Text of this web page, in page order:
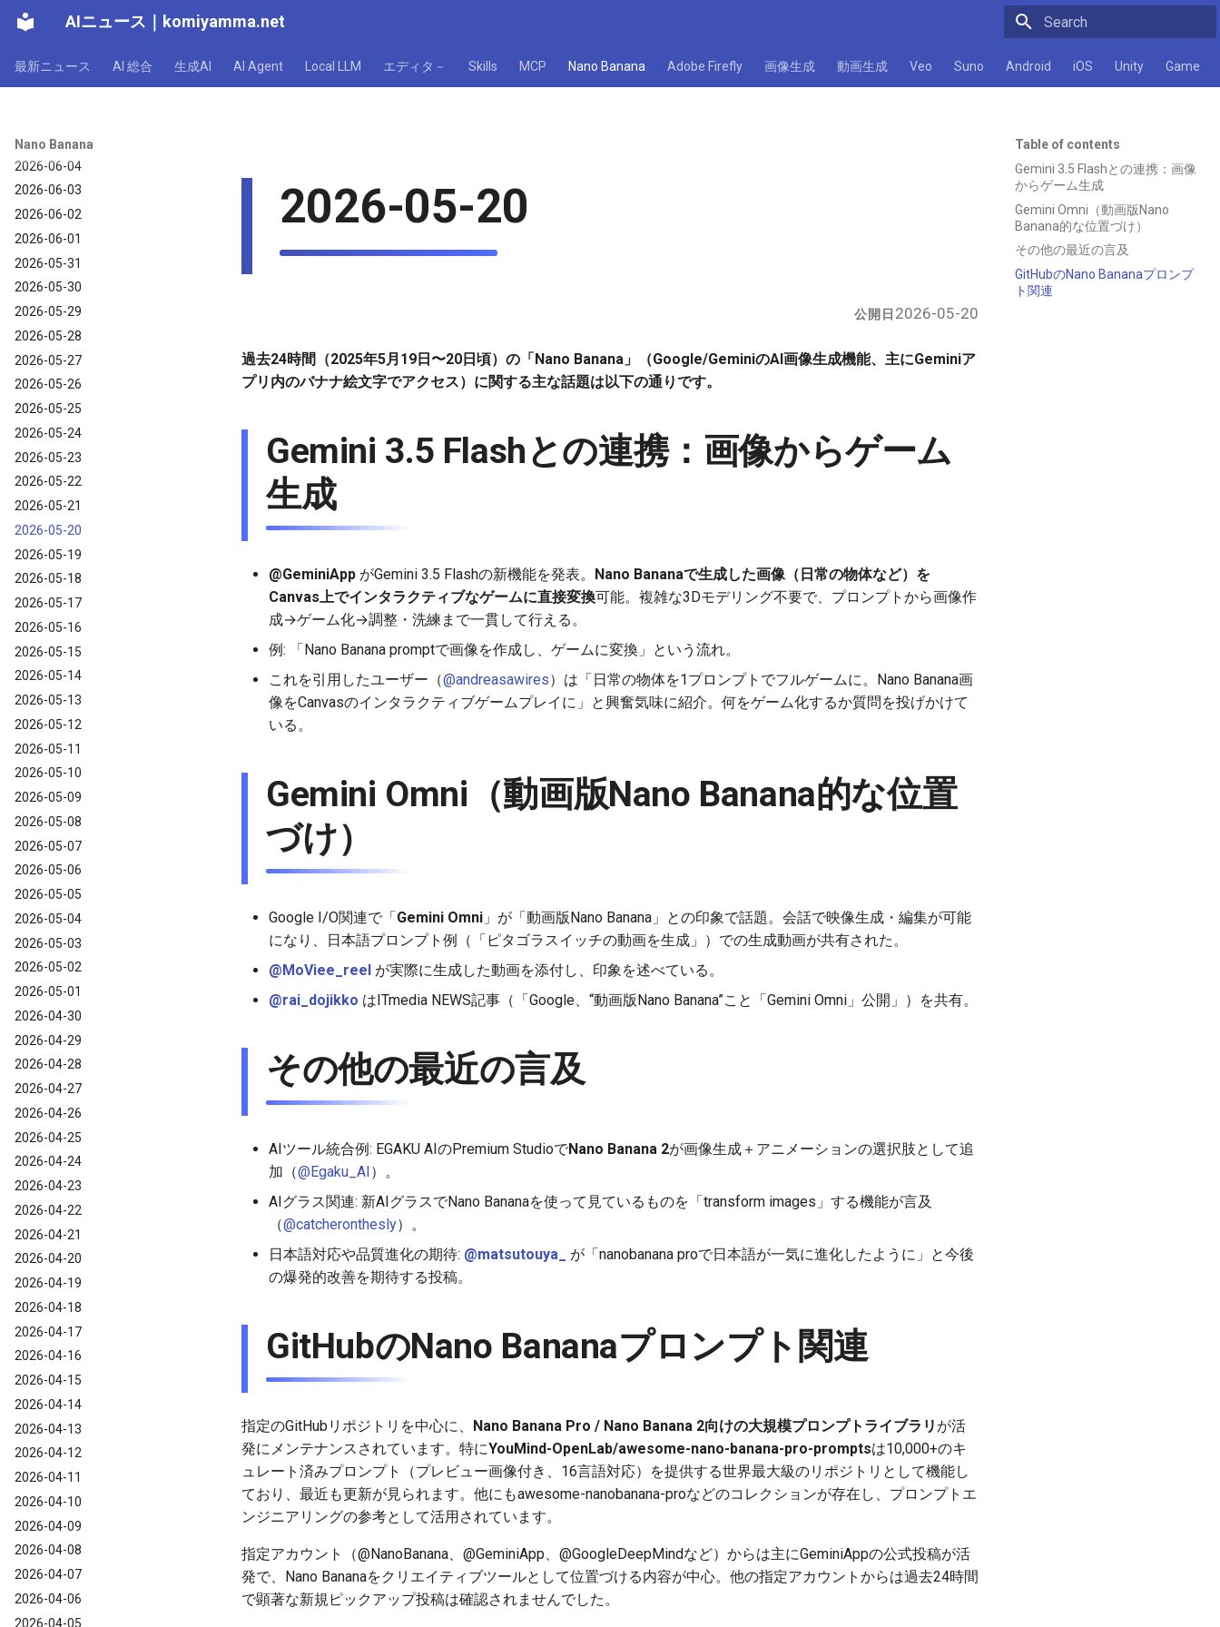
AIニュース komiyamma.net
最新ニュース AI 総合 生成AI AI Agent Local LLM エディタ－ Skills MCP Nano Banana Adobe Firefly 画像生成 動画生成 Veo Suno Android iOS Unity Game
Nano Banana
2026-06-10
2026-06-08
2026-06-05
2026-06-04
2026-06-03
2026-06-02
2026-06-01
2026-05-31
2026-05-30
2026-05-29
2026-05-28
2026-05-27
2026-05-26
2026-05-25
2026-05-24
2026-05-23
2026-05-22
2026-05-21
2026-05-20
2026-05-19
2026-05-18
2026-05-17
2026-05-16
2026-05-15
2026-05-14
2026-05-13
2026-05-12
2026-05-11
2026-05-10
2026-05-09
2026-05-08
2026-05-07
2026-05-06
2026-05-05
2026-05-04
2026-05-03
2026-05-02
2026-05-01
2026-04-30
2026-04-29
2026-04-28
2026-04-27
2026-04-26
2026-04-25
2026-04-24
2026-04-23
2026-04-22
2026-04-21
2026-04-20
2026-04-19
2026-04-18
2026-04-17
2026-04-16
2026-04-15
2026-04-14
2026-04-13
2026-04-12
2026-04-11
2026-04-10
2026-04-09
2026-04-08
2026-04-07
2026-04-06
2026-04-05
Table of contents
Gemini 3.5 Flashとの連携：画像
からゲーム生成
Gemini Omni（動画版Nano
Banana的な位置づけ）
その他の最近の言及
GitHubのNano Bananaプロンプ
ト関連
2026-05-20
公開日 2026-05-20
過去24時間（2025年5月19日〜20日頃）の「Nano Banana」（Google/GeminiのAI画像生成機能、主にGeminiア
プリ内のバナナ絵文字でアクセス）に関する主な話題は以下の通りです。
Gemini 3.5 Flashとの連携：画像からゲーム
生成
@GeminiApp がGemini 3.5 Flashの新機能を発表。 Nano Bananaで生成した画像（日常の物体など）を
Canvas上でインタラクティブなゲームに直接変換可能。複雑な3Dモデリング不要で、プロンプトから画像作
成→ゲーム化→調整・洗練まで一貫して行える。
例: 「Nano Banana promptで画像を作成し、ゲームに変換」という流れ。
これを引用したユーザー（@andreasawires）は「日常の物体を1プロンプトでフルゲームに。Nano Banana画
像をCanvasのインタラクティブゲームプレイに」と興奮気味に紹介。何をゲーム化するか質問を投げかけて
いる。
Gemini Omni（動画版Nano Banana的な位置
づけ）
Google I/O関連で「Gemini Omni 」が「動画版Nano Banana」との印象で話題。会話で映像生成・編集が可能
になり、日本語プロンプト例（「ピタゴラスイッチの動画を生成」）での生成動画が共有された。
@MoViee_reel が実際に生成した動画を添付し、印象を述べている。
@rai_dojikko はITmedia NEWS記事（「Google、“動画版Nano Banana”こと「Gemini Omni」公開」）を共有。
その他の最近の言及
AIツール統合例: EGAKU AIのPremium StudioでNano Banana 2が画像生成＋アニメーションの選択肢として追
加（@Egaku_AI）。
AIグラス関連: 新AIグラスでNano Bananaを使って見ているものを「transform images」する機能が言及
（@catcheronthesly）。
日本語対応や品質進化の期待: @matsutouya_
が「nanobanana proで日本語が一気に進化したように」と今後
の爆発的改善を期待する投稿。
GitHubのNano Bananaプロンプト関連
指定のGitHubリポジトリを中心に、 Nano Banana Pro / Nano Banana 2向けの大規模プロンプトライブラリ が活
発にメンテナンスされています。特にYouMind-OpenLab/awesome-nano-banana-pro-promptsは10,000+のキ
ュレート済みプロンプト（プレビュー画像付き、16言語対応）を提供する世界最大級のリポジトリとして機能し
ており、最近も更新が見られます。他にもawesome-nanobanana-proなどのコレクションが存在し、プロンプトエ
ンジニアリングの参考として活用されています。
指定アカウント（@NanoBanana、@GeminiApp、@GoogleDeepMindなど）からは主にGeminiAppの公式投稿が活
発で、Nano Bananaをクリエイティブツールとして位置づける内容が中心。他の指定アカウントからは過去24時間
で顕著な新規ピックアップ投稿は確認されませんでした。